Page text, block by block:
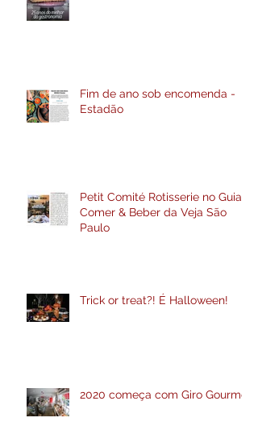
Fim de ano sob encomenda -
Estadão
Petit Comité Rotisserie no Guia
Comer & Beber da Veja São
Paulo
Trick or treat?! É Halloween!
2020 começa com Giro Gourmet